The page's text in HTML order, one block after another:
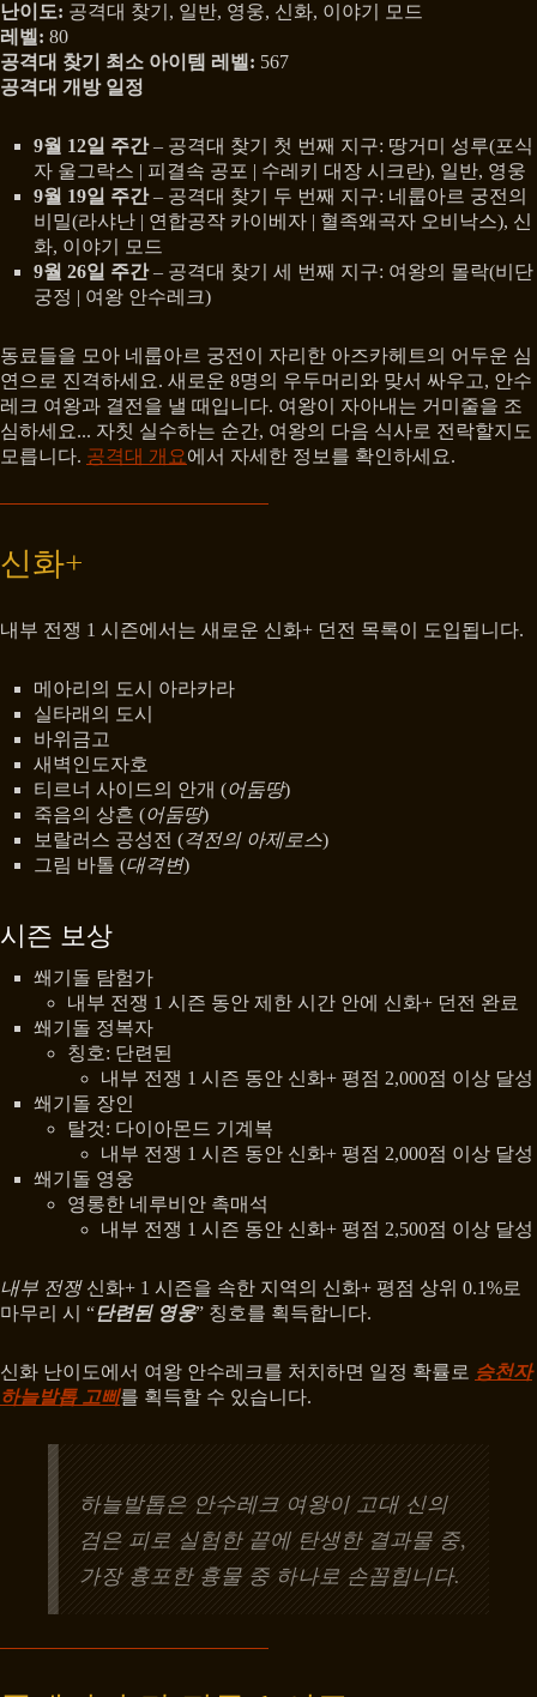
난이도: 공격대 찾기, 일반, 영웅, 신화, 이야기 모드
레벨: 80
공격대 찾기 최소 아이템 레벨: 567
공격대 개방 일정
9월 12일 주간– 공격대 찾기 첫 번째 지구: 땅거미 성루(포식
자 울그락스 | 피결속 공포 | 수레키 대장 시크란), 일반, 영웅
9월 19일 주간– 공격대 찾기 두 번째 지구: 네룹아르 궁전의
비밀(라샤난 | 연합공작 카이베자 | 혈족왜곡자 오비낙스), 신
화, 이야기 모드
9월 26일 주간– 공격대 찾기 세 번째 지구: 여왕의 몰락(비단
궁정 | 여왕 안수레크)
동료들을 모아 네룹아르 궁전이 자리한 아즈카헤트의 어두운 심
연으로 진격하세요. 새로운 8명의 우두머리와 맞서 싸우고, 안수
레크 여왕과 결전을 낼 때입니다. 여왕이 자아내는 거미줄을 조
심하세요... 자칫 실수하는 순간, 여왕의 다음 식사로 전락할지도
모릅니다. 공격대 개요에서 자세한 정보를 확인하세요.
신화+
내부 전쟁 1 시즌에서는 새로운 신화+ 던전 목록이 도입됩니다.
메아리의 도시 아라카라
실타래의 도시
바위금고
새벽인도자호
티르너 사이드의 안개 (어둠땅)
죽음의 상흔 (어둠땅)
보랄러스 공성전 (격전의 아제로스)
그림 바톨 (대격변)
시즌 보상
쐐기돌 탐험가
내부 전쟁 1 시즌 동안 제한 시간 안에 신화+ 던전 완료
쐐기돌 정복자
칭호: 단련된
내부 전쟁 1 시즌 동안 신화+ 평점 2,000점 이상 달성
쐐기돌 장인
탈것: 다이아몬드 기계복
내부 전쟁 1 시즌 동안 신화+ 평점 2,000점 이상 달성
쐐기돌 영웅
영롱한 네루비안 촉매석
내부 전쟁 1 시즌 동안 신화+ 평점 2,500점 이상 달성
내부 전쟁신화+ 1 시즌을 속한 지역의 신화+ 평점 상위 0.1%로
마무리 시 “단련된 영웅” 칭호를 획득합니다.
신화 난이도에서 여왕 안수레크를 처치하면 일정 확률로 승천자
하늘발톱 고삐를 획득할 수 있습니다.
하늘발톱은 안수레크 여왕이 고대 신의
검은 피로 실험한 끝에 탄생한 결과물 중,
가장 흉포한 흉물 중 하나로 손꼽힙니다.